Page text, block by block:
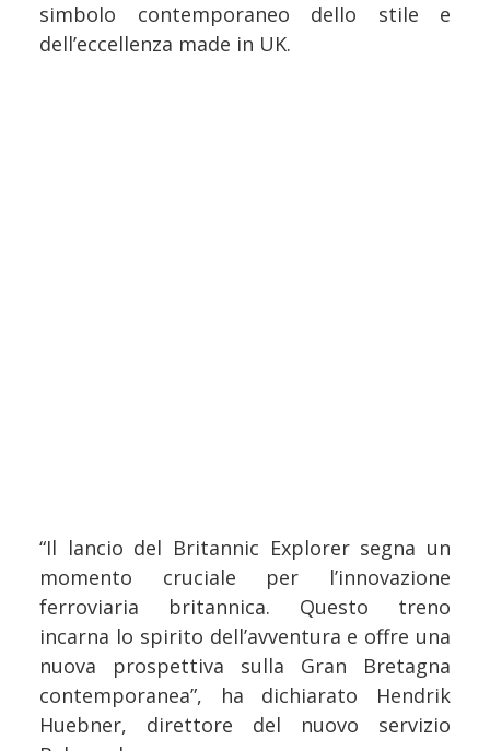
simbolo contemporaneo dello stile e
dell’eccellenza made in UK.
“Il lancio del Britannic Explorer segna un
momento cruciale per l’innovazione
ferroviaria britannica. Questo treno
incarna lo spirito dell’avventura e offre una
nuova prospettiva sulla Gran Bretagna
contemporanea”, ha dichiarato Hendrik
Huebner, direttore del nuovo servizio